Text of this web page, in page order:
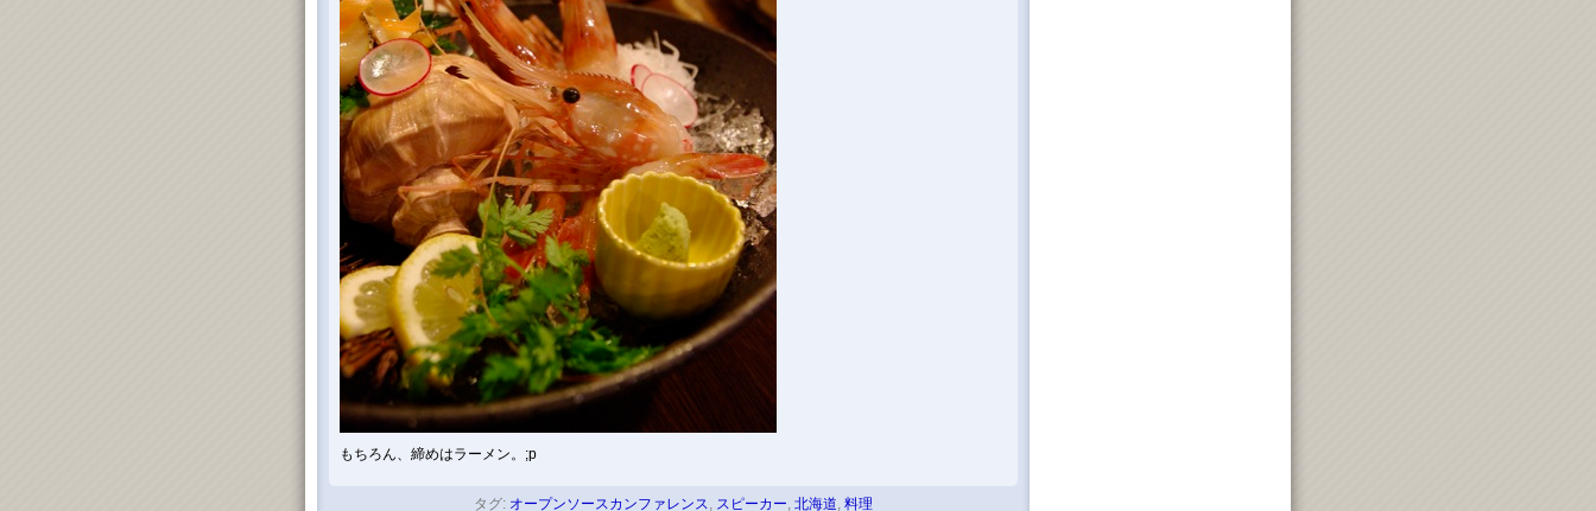
もちろん、締めはラーメン。;p
タグ: オープンソースカンファレンス, スピーカー, 北海道, 料理